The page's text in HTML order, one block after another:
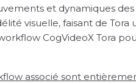
et dynamiques
visuelle, faisant de Tora
CogVideoX Tora
associé sont